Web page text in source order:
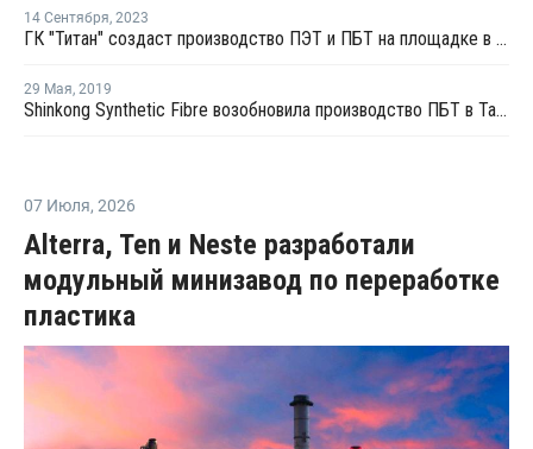
14 Сентября, 2023
ГК "Титан" создаст производство ПЭТ и ПБТ на площадке в Пскове
29 Мая, 2019
Shinkong Synthetic Fibre возобновила производство ПБТ в Тайване после профилактики
07 Июля, 2026
Alterra, Ten и Neste разработали
модульный минизавод по переработке
пластика